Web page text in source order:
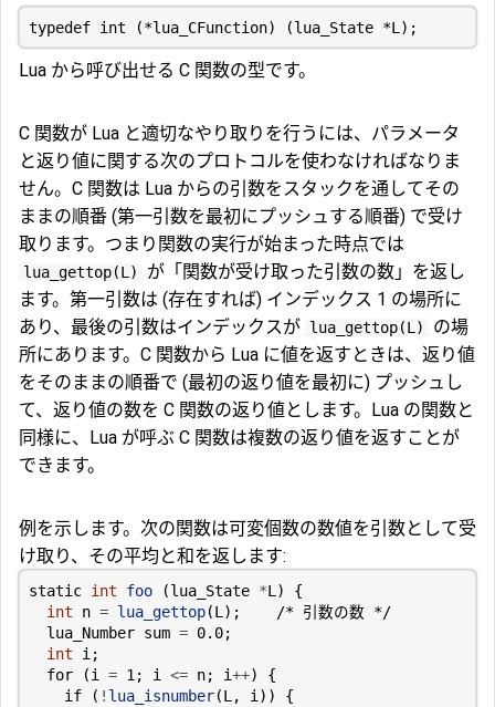
Lua から呼び出せる C 関数の型です。
C 関数が Lua と適切なやり取りを行うには、パラメータ
と返り値に関する次のプロトコルを使わなければなりま
せん。C 関数は Lua からの引数をスタックを通してその
ままの順番 (第一引数を最初にプッシュする順番) で受け
取ります。つまり関数の実行が始まった時点では
lua_gettop(L)
が「関数が受け取った引数の数」を返し
ます。第一引数は (存在すれば) インデックス 1 の場所に
あり、最後の引数はインデックスが lua_gettop(L)
の場
所にあります。C 関数から Lua に値を返すときは、返り値
をそのままの順番で (最初の返り値を最初に) プッシュし
て、返り値の数を C 関数の返り値とします。Lua の関数と
同様に、Lua が呼ぶ C 関数は複数の返り値を返すことが
できます。
例を示します。次の関数は可変個数の数値を引数として受
け取り、その平均と和を返します:
static int foo (lua_State *L)
{
int
n = lua_gettop(L);
/* 引数の数 */
lua_Number sum = 0.0;
int
i;
for
(i = 1; i <= n; i++)
{
if
( ! lua_isnumber(L, i))
{